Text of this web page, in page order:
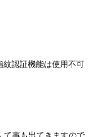
紋認証機能は使用不可
て事も出てきますので